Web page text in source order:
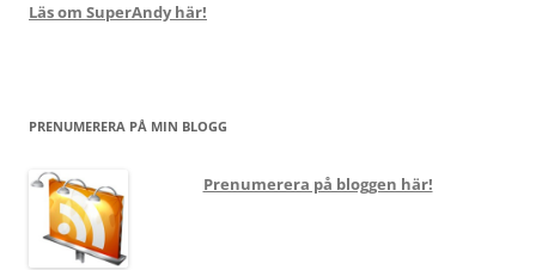
Läs om SuperAndy här!
PRENUMERERA PÅ MIN BLOGG
Prenumerera på bloggen här!